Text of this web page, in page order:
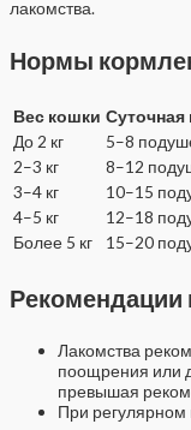
лакомства.
Нормы
Вес кошки Суточная
До 2 кг
5–8
2–3 кг
8–12
3–4 кг
10–15
4–5 кг
12–18
Более 5 кг
15–20
Лакомства
поощрения или
превышая
При регулярном